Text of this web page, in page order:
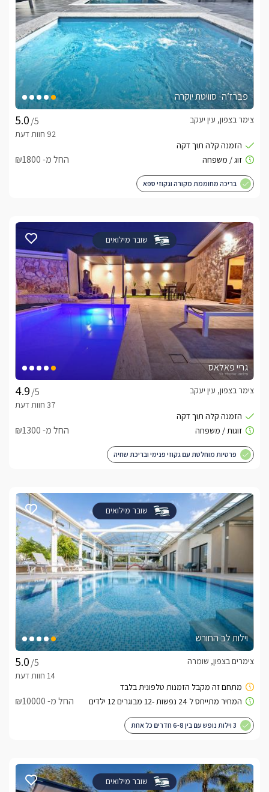
פברז’ה- סוויטת יוקרה
/5
צימר בצפון, עין יעקב
החל מ- ₪1800
בריכה מחוממת מקורה וגקוזי ספא
שובר מילואים
גריי פאלאס
/5
צימר בצפון, עין יעקב
החל מ- ₪1300
פרטיות מוחלטת עם גקוזי פנימי ובריכת שחיה
שובר מילואים
וילות לב החורש
/5
צימרים בצפון, שומרה
החל מ- ₪10000
3 וילות נופש עם בין 6-8 חדרים כל אחת
שובר מילואים